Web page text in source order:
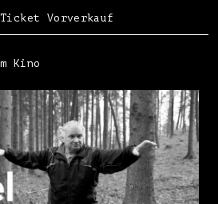
Vorverkauf
Kino